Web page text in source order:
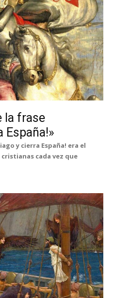
la frase
España!»
y cierra España! era el
cada vez que